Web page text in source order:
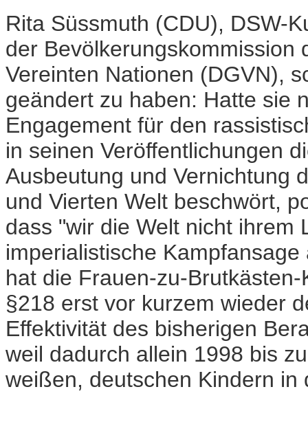
Rita Süssmuth (CDU), DSW-
der Bevölkerungskommission
Vereinten Nationen (DGVN),
geändert zu haben: Hatte sie
Engagement für den
in seinen Veröffentlichungen
Ausbeutung und Vernichtung
und Vierten Welt beschwört,
dass "wir die Welt nicht ihrem
imperialistische
hat die Frauen-zu-
§218 erst vor kurzem wieder
Effektivität des bisherigen
weil dadurch allein 1998 bis
weißen, deutschen Kindern